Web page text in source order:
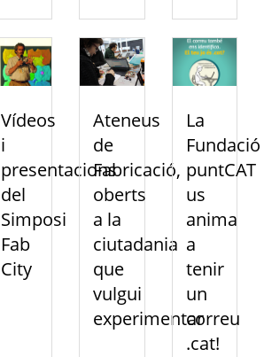
Vídeos
i
presentacions
del
Simposi
Fab
City
Ateneus
de
Fabricació,
oberts
a la
ciutadania
que
vulgui
experimentar
La
Fundació
puntCAT
us
anima
a
tenir
un
correu
.cat!